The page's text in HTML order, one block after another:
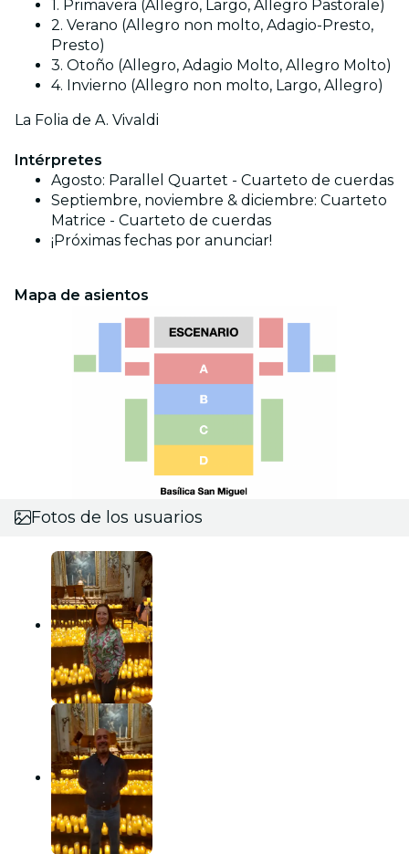
1. Primavera (Allegro, Largo, Allegro Pastorale)
2. Verano (Allegro non molto, Adagio-Presto,
Presto)
3. Otoño (Allegro, Adagio Molto, Allegro Molto)
4. Invierno (Allegro non molto, Largo, Allegro)
La Folia de A. Vivaldi
Intérpretes
Agosto: Parallel Quartet - Cuarteto de cuerdas
Septiembre, noviembre & diciembre: Cuarteto
Matrice - Cuarteto de cuerdas
¡Próximas fechas por anunciar!
Mapa de asientos
Fotos de los usuarios